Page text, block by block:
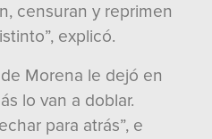
censuran y reprimen
explicó.
Morena le dejó en
lo van a doblar.
para atrás”, e